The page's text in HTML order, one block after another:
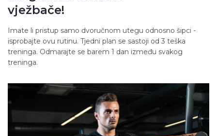
vježbače!
Imate li pristup samo dvoručnom utegu odnosno šipci -
isprobajte ovu rutinu. Tjedni plan se sastoji od 3 teška
treninga. Odmarajte se barem 1 dan između svakog
treninga.